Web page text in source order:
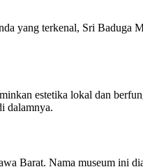
yang terkenal, Sri Baduga
estetika lokal dan
dalamnya.
Barat. Nama museum ini